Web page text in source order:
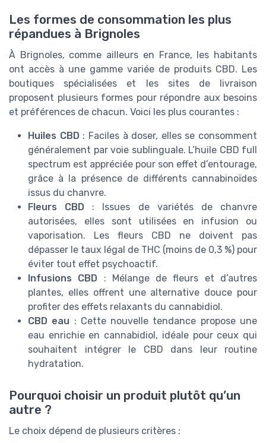
Les formes de consommation les plus
répandues à Brignoles
À Brignoles, comme ailleurs en France, les habitants
ont accès à une gamme variée de produits CBD. Les
boutiques spécialisées et les sites de livraison
proposent plusieurs formes pour répondre aux besoins
et préférences de chacun. Voici les plus courantes :
Huiles CBD : Faciles à doser, elles se consomment
généralement par voie sublinguale. L’huile CBD full
spectrum est appréciée pour son effet d’entourage,
grâce à la présence de différents cannabinoïdes
issus du chanvre.
Fleurs CBD : Issues de variétés de chanvre
autorisées, elles sont utilisées en infusion ou
vaporisation. Les fleurs CBD ne doivent pas
dépasser le taux légal de THC (moins de 0,3 %) pour
éviter tout effet psychoactif.
Infusions CBD : Mélange de fleurs et d’autres
plantes, elles offrent une alternative douce pour
profiter des effets relaxants du cannabidiol.
CBD eau : Cette nouvelle tendance propose une
eau enrichie en cannabidiol, idéale pour ceux qui
souhaitent intégrer le CBD dans leur routine
hydratation.
Pourquoi choisir un produit plutôt qu’un
autre ?
Le choix dépend de plusieurs critères :